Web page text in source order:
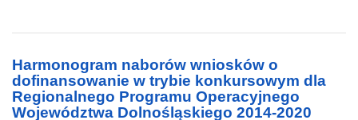
Harmonogram naborów wniosków o
dofinansowanie w trybie konkursowym dla
Regionalnego Programu Operacyjnego
Województwa Dolnośląskiego 2014-2020